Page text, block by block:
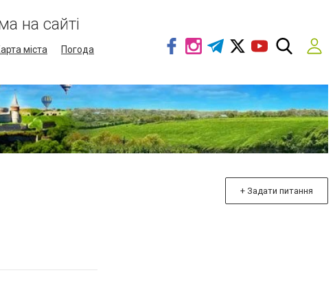
на сайті
міста
Погода
+ Задати питання